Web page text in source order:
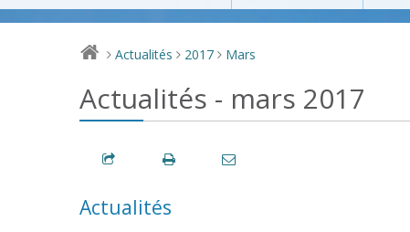
> Actualités > 2017 > Mars
Actualités - mars 2017
Actualités